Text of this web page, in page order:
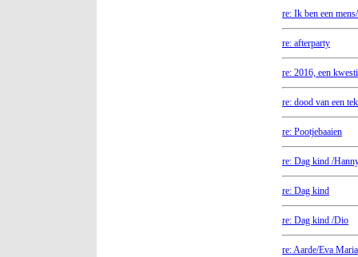
re: Ik ben een
re: afterparty
re: 2016, een
re: dood van een
re: Pootjebaaien
re: Dag kind /
re: Dag kind
re: Dag kind /Dio
re: Aarde/Eva Maria